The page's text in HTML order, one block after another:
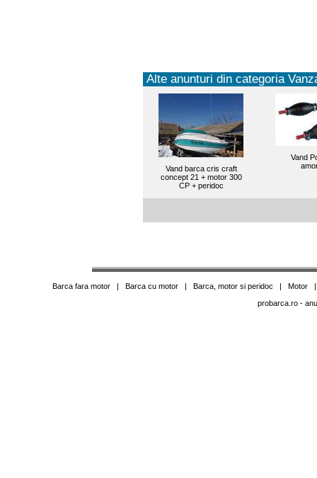
Alte anunturi din categoria
Vand barca cris craft
concept 21 + motor 300
CP + peridoc
Vand
Barca fara motor| Barca cu motor| Barca, motor si peridoc | Motor
probarca.ro-